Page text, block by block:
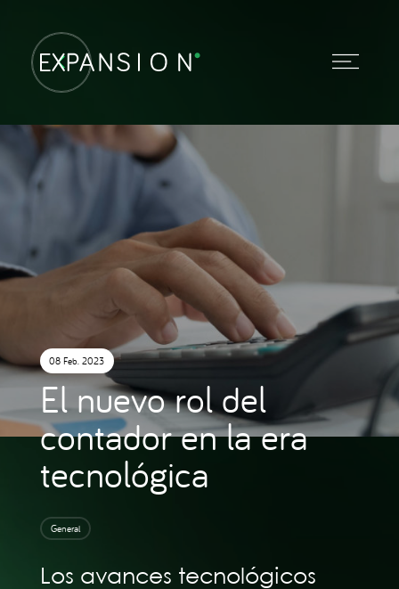
08 Feb. 2023
El nuevo rol del
contador en la era
tecnológica
General
Los avances tecnológicos